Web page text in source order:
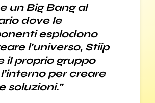
un Big Bang al
dove le
esplodono
l’universo, Stiip
il proprio gruppo
per creare
soluzioni.”